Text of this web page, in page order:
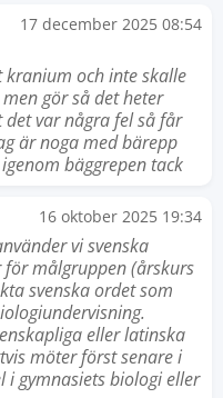
17 december 2025 08:54
och inte skalle
gör så det heter
var några fel så får
är noga med bärepp
bäggrepen tack
16 oktober 2025 19:34
vi svenska
målgruppen (årskurs
svenska ordet som
eller latinska
möter först senare i
i gymnasiets biologi eller